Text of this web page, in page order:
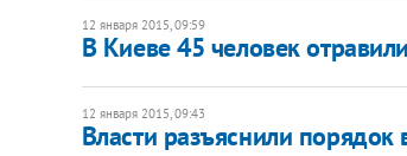
12 января 2015, 09:59
В Киеве 45 человек
12 января 2015, 09:43
Власти разъяснили